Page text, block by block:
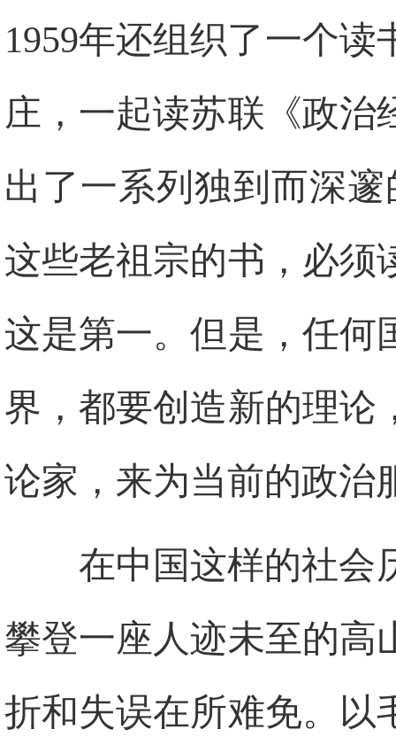
1959年还组织了一个
庄，一起读苏联《政治
出了一系列独到而深
这些老祖宗的书，必须
这是第一。但是，任何
界，都要创造新的理论
论家，来为当前的政治
在中国这样的社会
攀登一座人迹未至的高
折和失误在所难免。以